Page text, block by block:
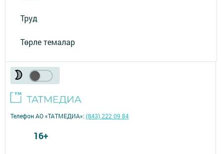
Труд
Төрле темалар
Телефон АО «ТАТМЕДИА»:(843) 222 09 84
16+